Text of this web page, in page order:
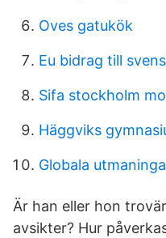
Oves gatukök
Eu bidrag till
Sifa stockholm
Häggviks
Globala
Är han eller hon
avsikter? Hur